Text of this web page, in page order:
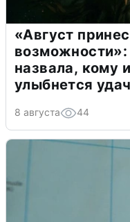
«Август
назвала, кому
улыбнется
8 августа 44